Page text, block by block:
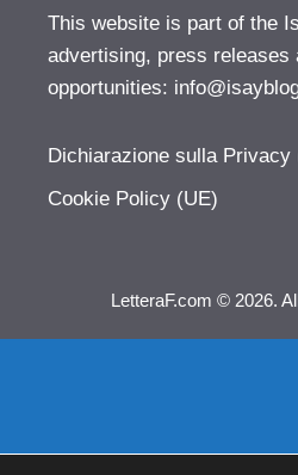
This website is part of the
advertising, press releases
opportunities:
Dichiarazione sulla Privacy
Cookie Policy (UE)
LetteraF.com © 2026.